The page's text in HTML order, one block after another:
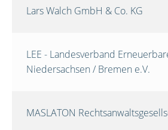
Lars Walch GmbH & Co. KG
LEE - Landesverband
Niedersachsen / Bremen e.V.
MASLATON